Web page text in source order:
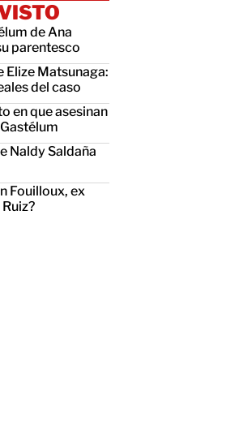
de Ana
parentesco
Elize Matsunaga:
del caso
en que asesinan
Naldy Saldaña
Fouilloux, ex